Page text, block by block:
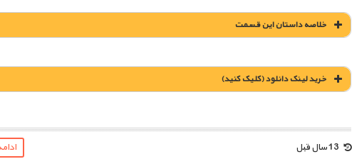
خلاصه داستان این قسمت
خريد لينک دانلود (کليک کنيد)
1900 تومان – خريد لينک دانلود (افزودن به سبد خريد)
13 سال قبل